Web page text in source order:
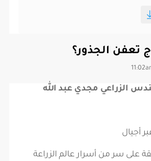
تعفن الجذور؟
الزراعي مجدي عبد الله
أجيال
على سر من أسرار عالم الزراعة